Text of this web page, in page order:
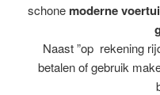
schone moderne
Naast ”op rekening
betalen of gebruik